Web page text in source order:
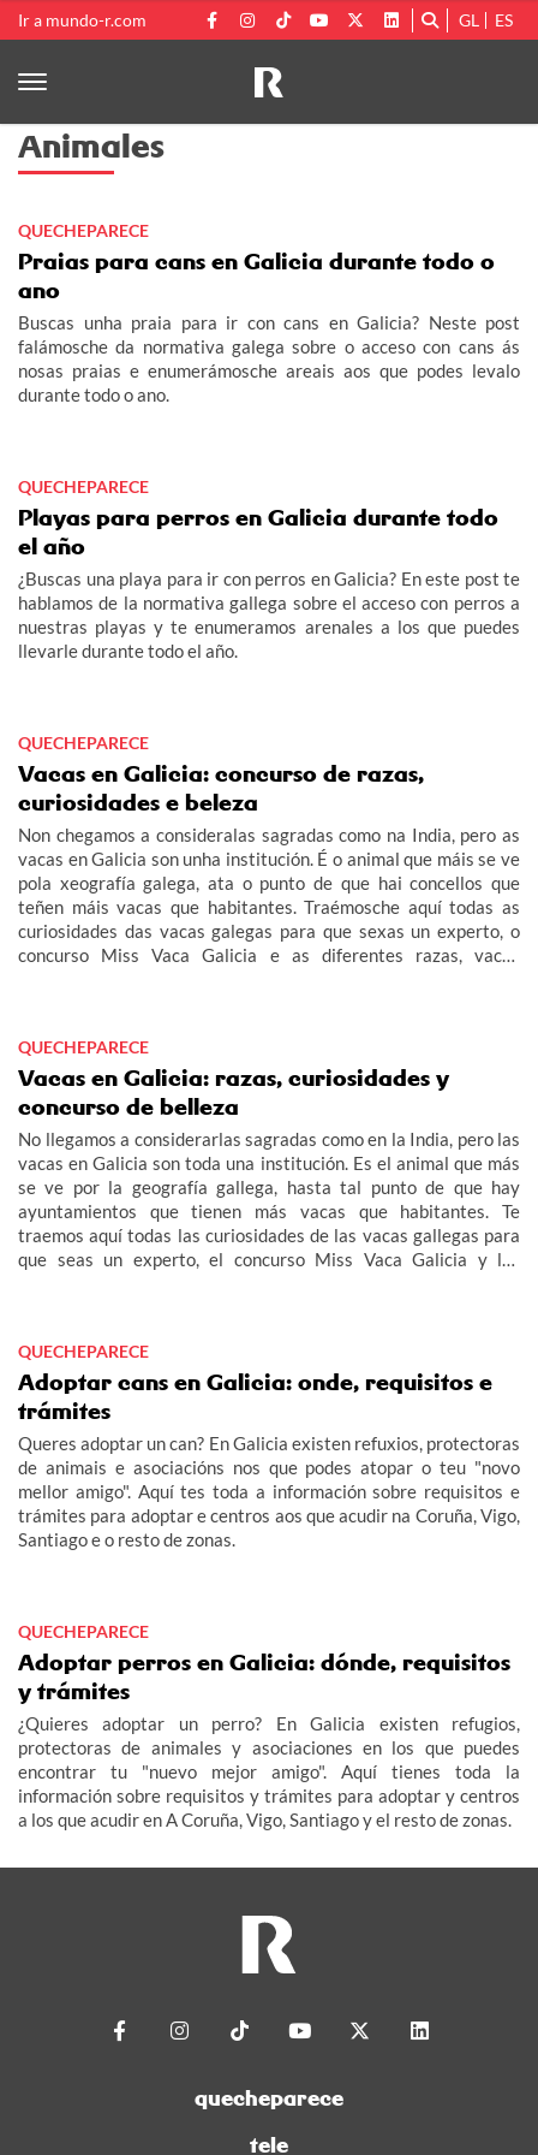
Ir a mundo-r.com GL ES
Animales
QUECHEPARECE
Praias para cans en Galicia durante todo o
ano
Buscas unha praia para ir con cans en Galicia? Neste post
falámosche da normativa galega sobre o acceso con cans ás
nosas praias e enumerámosche areais aos que podes levalo
durante todo o ano.
QUECHEPARECE
Playas para perros en Galicia durante todo
el año
¿Buscas una playa para ir con perros en Galicia? En este post te
hablamos de la normativa gallega sobre el acceso con perros a
nuestras playas y te enumeramos arenales a los que puedes
llevarle durante todo el año.
QUECHEPARECE
Vacas en Galicia: concurso de razas,
curiosidades e beleza
Non chegamos a consideralas sagradas como na India, pero as
vacas en Galicia son unha institución. É o animal que máis se ve
pola xeografía galega, ata o punto de que hai concellos que
teñen máis vacas que habitantes. Traémosche aquí todas as
curiosidades das vacas galegas para que sexas un experto, o
concurso Miss Vaca Galicia e as diferentes razas, vacas
QUECHEPARECE
Vacas en Galicia: razas, curiosidades y
concurso de belleza
No llegamos a considerarlas sagradas como en la India, pero las
vacas en Galicia son toda una institución. Es el animal que más
se ve por la geografía gallega, hasta tal punto de que hay
ayuntamientos que tienen más vacas que habitantes. Te
traemos aquí todas las curiosidades de las vacas gallegas para
que seas un experto, el concurso Miss Vaca Galicia y las
QUECHEPARECE
Adoptar cans en Galicia: onde, requisitos e
trámites
Queres adoptar un can? En Galicia existen refuxios, protectoras
de animais e asociacións nos que podes atopar o teu "novo
mellor amigo". Aquí tes toda a información sobre requisitos e
trámites para adoptar e centros aos que acudir na Coruña, Vigo,
Santiago e o resto de zonas.
QUECHEPARECE
Adoptar perros en Galicia: dónde, requisitos
y trámites
¿Quieres adoptar un perro? En Galicia existen refugios,
protectoras de animales y asociaciones en los que puedes
encontrar tu "nuevo mejor amigo". Aquí tienes toda la
información sobre requisitos y trámites para adoptar y centros
a los que acudir en A Coruña, Vigo, Santiago y el resto de zonas.
quecheparece
tele